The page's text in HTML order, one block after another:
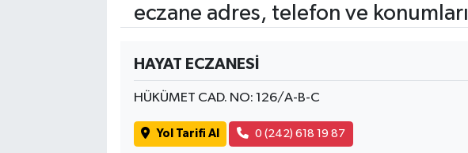
eczane adres, telefon ve konumları
HAYAT ECZANESİ
HÜKÜMET CAD. NO: 126/A-B-C
Yol Tarifi Al 0 (242) 618 19 87